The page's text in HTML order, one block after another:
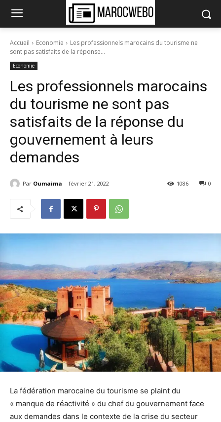
Accueil Economie
Les professionnels marocains du tourisme ne
sont pas satisfaits de la réponse...
Economie
Les professionnels marocains
du tourisme ne sont pas
satisfaits de la réponse du
gouvernement à leurs
demandes
Par Oumaima février 21, 2022 0
1086
La fédération marocaine du tourisme se plaint du
« manque de réactivité » du chef du gouvernement face
aux demandes dans le contexte de la crise du secteur